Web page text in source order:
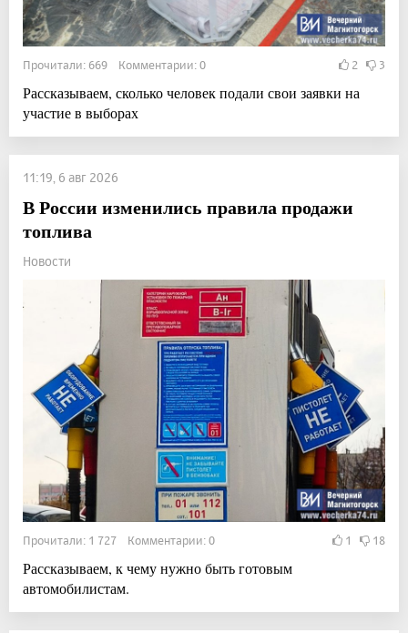
Прочитали: 669 Комментарии: 0 2 3
Рассказываем, сколько человек подали свои заявки на
участие в выборах
11:19, 6 авг 2026
В России изменились правила продажи
топлива
Новости
Прочитали: 1 727 Комментарии: 0 1 18
Рассказываем, к чему нужно быть готовым
автомобилистам.